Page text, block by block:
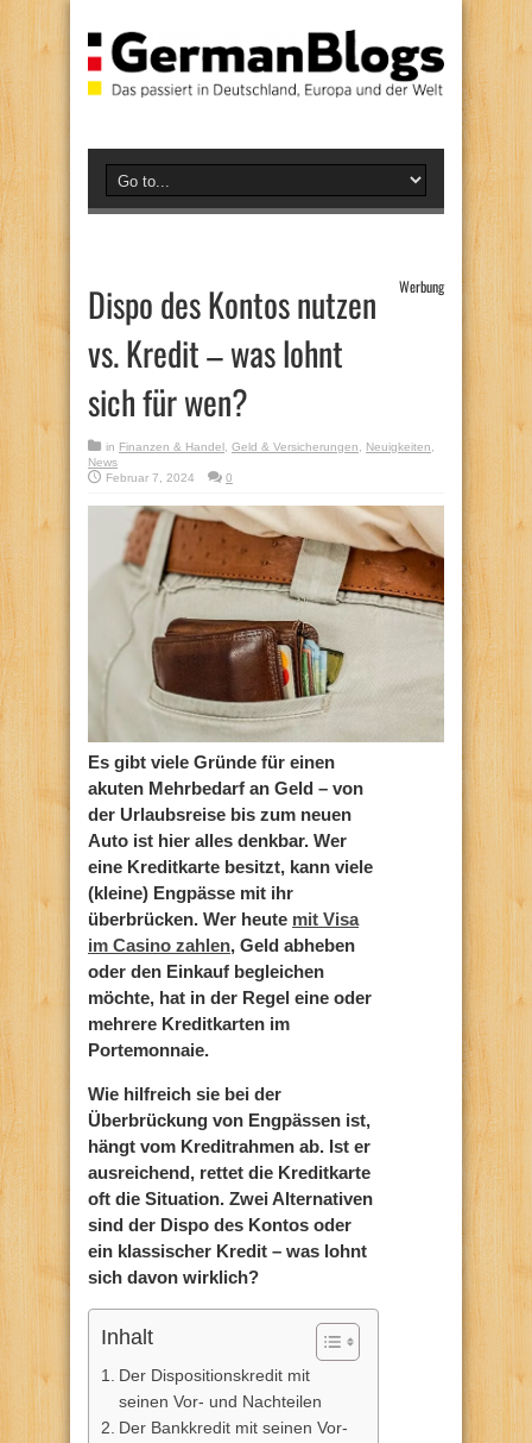
Dispo des Kontos nutzen
vs. Kredit – was lohnt
sich für wen?
Werbung
in Finanzen & Handel Geld & Versicherungen Neuigkeiten
News
Februar 7, 2024
0
Es gibt viele Gründe für einen
akuten Mehrbedarf an Geld – von
der Urlaubsreise bis zum neuen
Auto ist hier alles denkbar. Wer
eine Kreditkarte besitzt, kann viele
(kleine) Engpässe mit ihr
überbrücken. Wer heute mit Visa
im Casino zahlen, Geld abheben
oder den Einkauf begleichen
möchte, hat in der Regel eine oder
mehrere Kreditkarten im
Portemonnaie.
Wie hilfreich sie bei der
Überbrückung von Engpässen ist,
hängt vom Kreditrahmen ab. Ist er
ausreichend, rettet die Kreditkarte
oft die Situation. Zwei Alternativen
sind der Dispo des Kontos oder
ein klassischer Kredit – was lohnt
sich davon wirklich?
Inhalt
Der Dispositionskredit mit
seinen Vor- und Nachteilen
Der Bankkredit mit seinen Vor-